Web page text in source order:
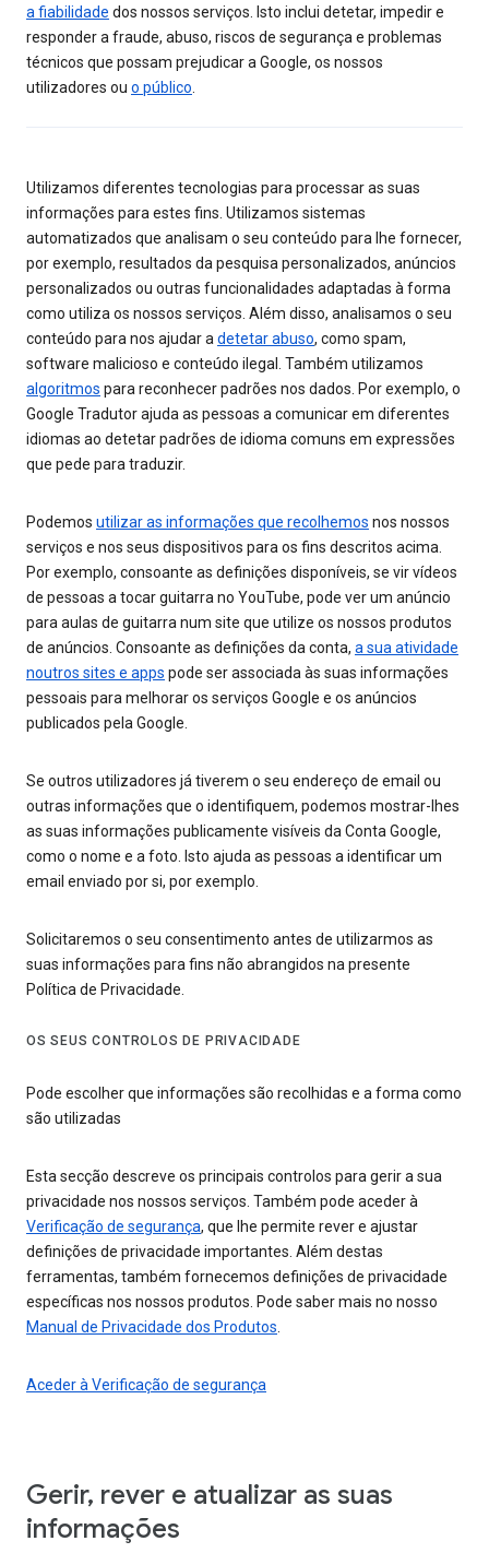
a fiabilidade dos nossos serviços. Isto inclui detetar, impedir e
responder a fraude, abuso, riscos de segurança e problemas
técnicos que possam prejudicar a Google, os nossos
utilizadores ou o público
Utilizamos diferentes tecnologias para processar as suas
informações para estes fins. Utilizamos sistemas
automatizados que analisam o seu conteúdo para lhe fornecer,
por exemplo, resultados da pesquisa personalizados, anúncios
personalizados ou outras funcionalidades adaptadas à forma
como utiliza os nossos serviços. Além disso, analisamos o seu
conteúdo para nos ajudar a detetar abuso, como spam,
software malicioso e conteúdo ilegal. Também utilizamos
algoritmos para reconhecer padrões nos dados. Por exemplo, o
Google Tradutor ajuda as pessoas a comunicar em diferentes
idiomas ao detetar padrões de idioma comuns em expressões
que pede para traduzir.
Podemos utilizar as informações que recolhemos nos nossos
serviços e nos seus dispositivos para os fins descritos acima.
Por exemplo, consoante as definições disponíveis, se vir vídeos
de pessoas a tocar guitarra no YouTube, pode ver um anúncio
para aulas de guitarra num site que utilize os nossos produtos
de anúncios. Consoante as definições da conta, a sua atividade
noutros sites e apps pode ser associada às suas informações
pessoais para melhorar os serviços Google e os anúncios
publicados pela Google.
Se outros utilizadores já tiverem o seu endereço de email ou
outras informações que o identifiquem, podemos mostrar-lhes
as suas informações publicamente visíveis da Conta Google,
como o nome e a foto. Isto ajuda as pessoas a identificar um
email enviado por si, por exemplo.
Solicitaremos o seu consentimento antes de utilizarmos as
suas informações para fins não abrangidos na presente
Política de Privacidade.
OS SEUS CONTROLOS DE PRIVACIDADE
Pode escolher que informações são recolhidas e a forma como
são utilizadas
Esta secção descreve os principais controlos para gerir a sua
privacidade nos nossos serviços. Também pode aceder à
Verificação de segurança, que lhe permite rever e ajustar
definições de privacidade importantes. Além destas
ferramentas, também fornecemos definições de privacidade
específicas nos nossos produtos. Pode saber mais no nosso
Manual de Privacidade dos Produtos
Aceder à Verificação de segurança
Gerir, rever e atualizar as suas
informações